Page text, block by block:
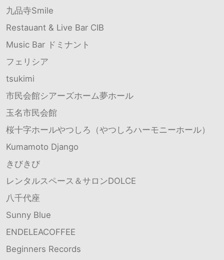
九品寺Smile
Restauant & Live Bar CIB
Music Bar ドミナント
フェリシア
tsukimi
市民会館シアーズホーム夢ホール
玉名市民会館
桜十字ホールやつしろ（やつしろハーモニーホール）
Kumamoto Django
きびきび
レンタルスペース＆サロンDOLCE
八千代座
Sunny Blue
ENDELEACOFFEE
Beginners Records